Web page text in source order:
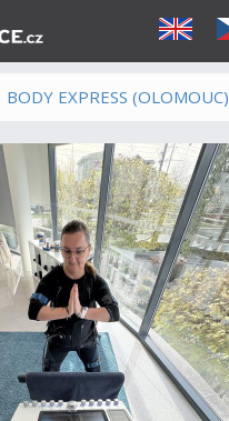
BODY EXPRESS (OLOMOUC)